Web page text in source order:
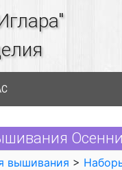
вышивания >